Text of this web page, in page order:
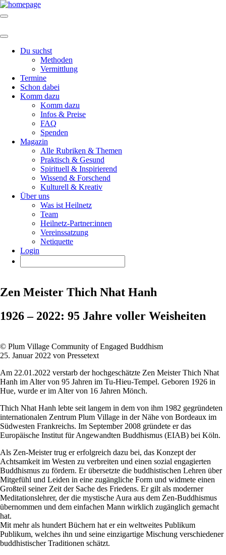
Du suchst
Methoden
Vermittlung
Termine
Schon dabei
Komm dazu
Komm dazu
Infos & Preise
FAQ
Spenden
Magazin
Alle Rubriken & Themen
Praktisch & Gesund
Spirituell & Inspirierend
Wissend & Forschend
Kulturell & Kreativ
Über uns
Was ist Heilnetz
Team
Heilnetz-Partner:innen
Vereinssatzung
Netiquette
Login
Zen Meister Thich Nhat Hanh
1926 – 2022: 95 Jahre voller Weisheiten
© Plum Village Community of Engaged Buddhism
25. Januar 2022 von Pressetext
Am 22.01.2022 verstarb der hochgeschätzte Zen Meister Thich Nhat
Hanh im Alter von 95 Jahren im Tu-Hieu-Tempel. Geboren 1926 in
Hue, wurde er im Alter von 16 Jahren Mönch.
Thich Nhat Hanh lebte seit langem in dem von ihm 1982 gegründeten
internationalen Zentrum Plum Village in der Nähe von Bordeaux im
Südwesten Frankreichs. Im September 2008 gründete er das
Europäische Institut für Angewandten Buddhismus (EIAB) bei Köln.
Als Zen-Meister trug er erfolgreich dazu bei, das Konzept der
Achtsamkeit im Westen zu verbreiten und einen sozial engagierten
Buddhismus zu fördern. Er übersetzte die buddhistischen Lehren über
Mitgefühl und Leiden in eine zugängliche Form und widmete einen
Großteil seiner Zeit der Sache des Friedens. Er gilt als moderner
Meditationslehrer, der die mystische Aura aus dem Zen-Buddhismus
übernommen und dem einfachen Mann wirklich zugänglich gemacht
hat.
Mit mehr als hundert Büchern hat er ein weltweites Publikum
Publikum, welches ihn und seine einzigartige Mischung verschiedener
buddhistischer Traditionen schätzt.